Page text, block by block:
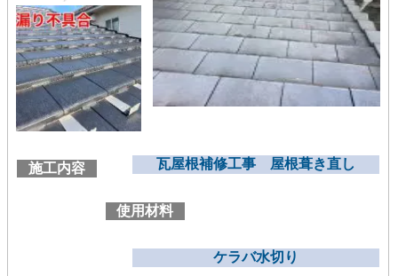
施工内容 瓦屋根補修工事 屋根葺き直し
使用材料
ケラバ水切り